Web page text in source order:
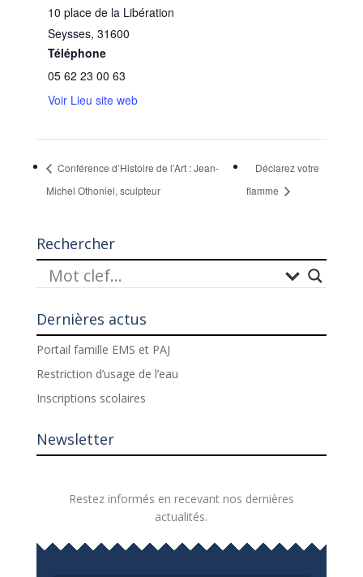
10 place de la Libération
Seysses, 31600
Téléphone
05 62 23 00 63
Voir Lieu site web
Conférence d’Histoire de l’Art : Jean-
Michel Othoniel, sculpteur
Déclarez votre
flamme
Rechercher
Dernières actus
Portail famille EMS et PAJ
Restriction d’usage de l’eau
Inscriptions scolaires
Newsletter
Restez informés en recevant nos dernières
actualités.